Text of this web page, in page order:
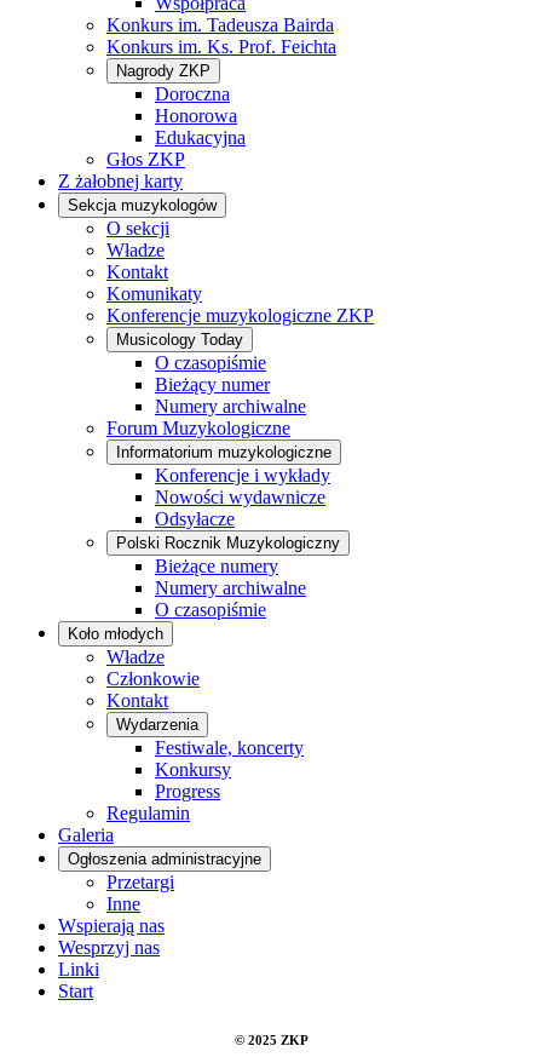
Konkurs im. Tadeusza Bairda
Konkurs im. Ks. Prof. Feichta
Nagrody ZKP
Doroczna
Honorowa
Edukacyjna
Głos ZKP
Z żałobnej karty
Sekcja muzykologów
O sekcji
Władze
Kontakt
Komunikaty
Konferencje muzykologiczne ZKP
Musicology Today
O czasopiśmie
Bieżący numer
Numery archiwalne
Forum Muzykologiczne
Informatorium muzykologiczne
Konferencje i wykłady
Nowości wydawnicze
Odsyłacze
Polski Rocznik Muzykologiczny
Bieżące numery
Numery archiwalne
O czasopiśmie
Koło młodych
Władze
Członkowie
Kontakt
Wydarzenia
Festiwale, koncerty
Konkursy
Progress
Regulamin
Galeria
Ogłoszenia administracyjne
Przetargi
Inne
Wspierają nas
Wesprzyj nas
Linki
Start
© 2025 ZKP